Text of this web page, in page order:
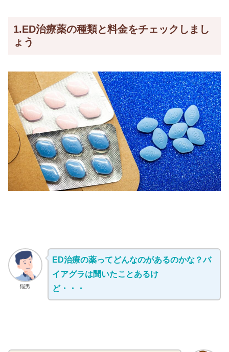
1.ED治療薬の種類と料金をチェックしまし
ょう
悩男
ED治療の薬ってどんなのがあるのかな？バ
イアグラは聞いたことあるけ
ど・・・